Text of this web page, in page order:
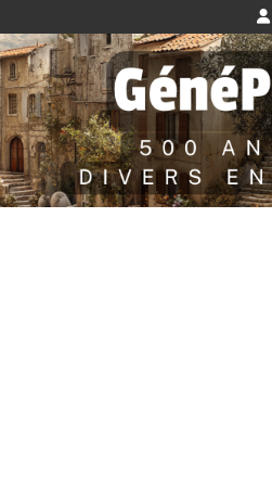
Aller
au
contenu
GénéProvence
500 ans de faits divers en Provence